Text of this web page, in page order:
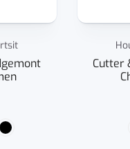
Cutter